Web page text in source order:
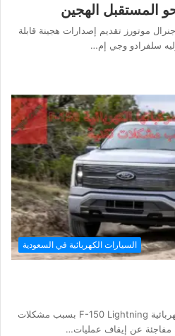
موتورز تقديم إصدارات هجينة قابلة
السيارات الكهربائية في السعودية
فورد توقف شحن وبيع مركباتها الكهربائية F-150 Lightning بسبب مشكلات
عن إيقاف عمليات…